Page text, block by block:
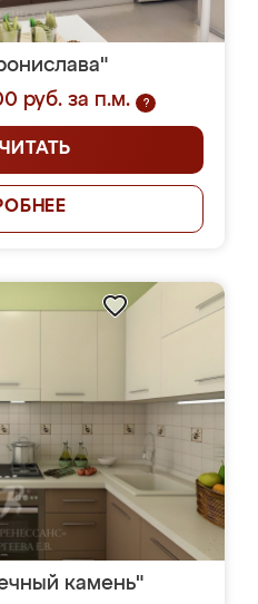
руб. за п.м.
?
камень"